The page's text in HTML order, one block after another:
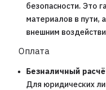
безопасности. Это
материалов в пути,
внешним
Оплата
Безналичный
Для юридических